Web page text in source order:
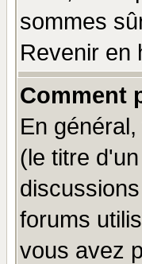
sommes
Revenir en
Comment
En
(le titre
forums
vous avez